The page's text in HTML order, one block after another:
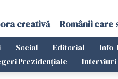
creativă Românii care
Social Editorial Info-
Prezidențiale Interviuri